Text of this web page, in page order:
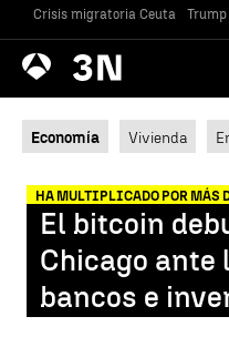
Crisis migratoria Ceuta Trump
Antena
3 Noticias
Economía Vivienda
HA MULTIPLICADO POR MÁS
El bitcoin
Chicago ante
bancos e